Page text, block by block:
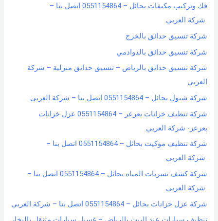
فك وتركيب مكيفات بحائل – 0551154864 اتصل بنا –
شركة العربي
شركة تنسيق حدائق بالخرج
شركة تنسيق حدائق بالدوادمي
شركة تنسيق حدائق بالرياض – تنسيق حدائق منزلية – شركة
العربي
شركة شيول بحائل – 0551154864 اتصل بنا – شركة العربي
شركة تنظيف خزانات بعرعر – 0551154864 عزل خزانات
بعرعر- شركة العربي
شركة تنظيف موكيت بحائل – 0551154864 اتصل بنا –
شركة العربي
شركة كشف تسربات المياه بحائل – 0551154864 اتصل بنا –
شركة العربي
شركة عزل خزانات بحائل – 0551154864 اتصل بنا – شركة العربي